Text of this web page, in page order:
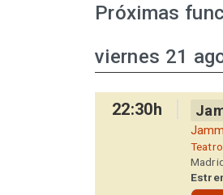
Próximas
viernes 21
22:30h